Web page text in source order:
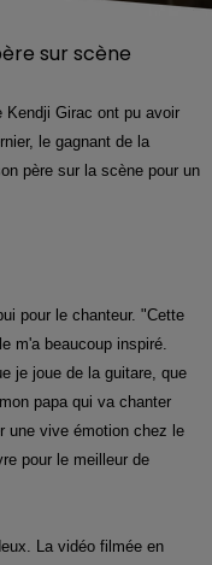
Kendji Girac ont pu avoir
le gagnant de la
père sur la scène pour un
pour le chanteur. "Cette
m'a beaucoup inspiré.
je joue de la guitare, que
papa qui va chanter
une vive émotion chez le
pour le meilleur de
La vidéo filmée en